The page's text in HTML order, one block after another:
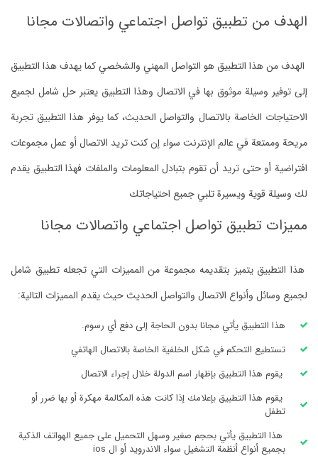
الهدف من تطبيق تواصل اجتماعي واتصالات مجانا
الهدف من هذا التطبيق هو التواصل المهني والشخصي كما يهدف هذا التطبيق
إلى توفير وسيلة موثوق بها في الاتصال وهذا التطبيق يعتبر حل شامل لجميع
الاحتياجات الخاصة بالاتصال والتواصل الحديث، كما يوفر هذا التطبيق تجربة
مريحة وممتعة في عالم الإنترنت سواء إن كنت تريد الاتصال أو عمل مجموعات
افتراضية أو حتى تريد أن تقوم بتبادل المعلومات والملفات فهذا التطبيق يقدم
لك وسيلة قوية ويسيرة تلبي جميع احتياجاتك
مميزات تطبيق تواصل اجتماعي واتصالات مجانا
هذا التطبيق يتميز بتقديمه مجموعة من المميزات التي تجعله تطبيق شامل
لجميع وسائل وأنواع الاتصال والتواصل الحديث حيث يقدم المميزات التالية:
هذا التطبيق يأتي مجانا بدون الحاجة إلى دفع أي رسوم.
تستطيع التحكم في شكل الخلفية الخاصة بالاتصال الهاتفي
يقوم هذا التطبيق بإظهار اسم الدولة خلال إجراء الاتصال
يقوم هذا التطبيق بإعلامك إذا كانت هذه المكالمة مهكرة أو بها ضرر أو
تطفل
هذا التطبيق يأتي بحجم صغير وسهل التحميل على جميع الهواتف الذكية
بجميع أنواع أنظمة التشغيل سواء الاندرويد أو ال ios